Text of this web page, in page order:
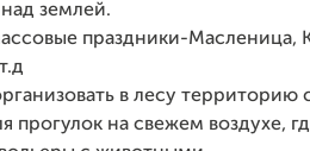
землей.
праздники-Масленица,
в лесу
прогулок на свежем воздухе,